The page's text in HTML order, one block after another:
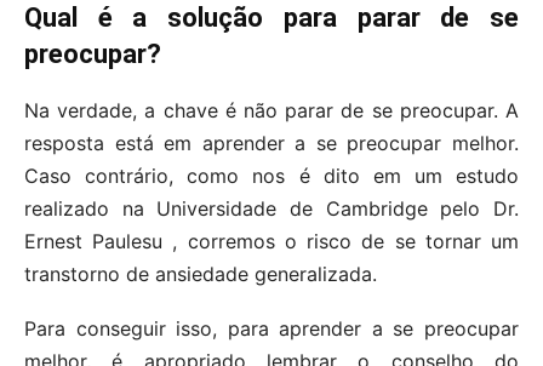
Qual é a solução para parar de se
preocupar?
Na verdade, a chave é não parar de se preocupar. A
resposta está em aprender a se preocupar melhor.
Caso contrário, como nos é dito em um estudo
realizado na Universidade de Cambridge pelo Dr.
Ernest Paulesu , corremos o risco de se tornar um
transtorno de ansiedade generalizada.
Para conseguir isso, para aprender a se preocupar
melhor, é apropriado lembrar o conselho do